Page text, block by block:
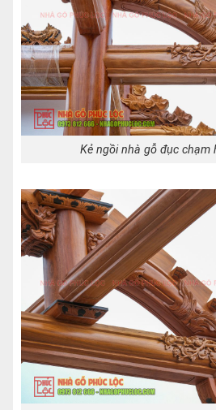
Kẻ ngồi nhà gỗ đục chạm